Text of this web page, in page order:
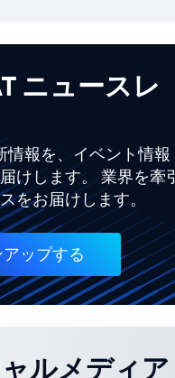
ニュースレ
情報を、イベント情報
けします。 業界を牽引
をお届けします。
ップする
ルメディア